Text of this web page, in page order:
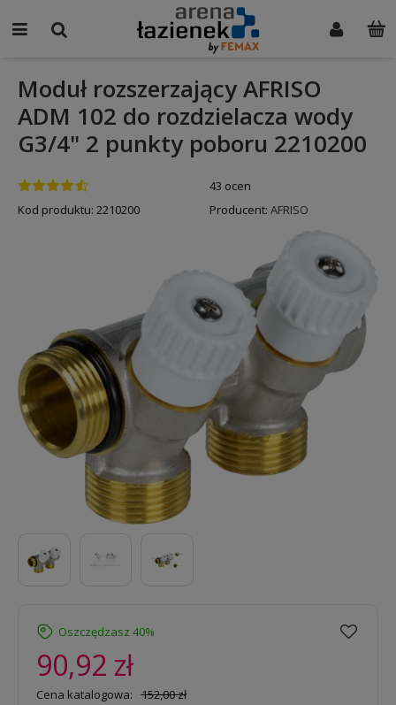
Moduł rozszerzający AFRISO
ADM 102 do rozdzielacza wody
G3/4" 2 punkty poboru 2210200
43 ocen
Kod produktu: 2210200 Producent: AFRISO
Oszczędzasz 40%
90,92 zł
Cena katalogowa: 152,00 zł